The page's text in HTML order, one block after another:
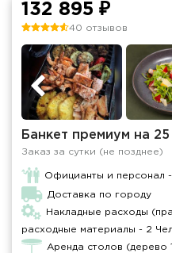
132 895 ₽
40 отзывов
Банкет премиум на
Заказ за сутки (не позднее)
Официанты и персонал -
Доставка по городу
Накладные расходы
расходные материалы - 2 Чел
Аренда столов (дерево